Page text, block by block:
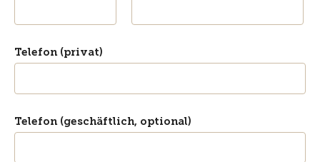
Telefon (privat)
Telefon (geschäftlich, optional)